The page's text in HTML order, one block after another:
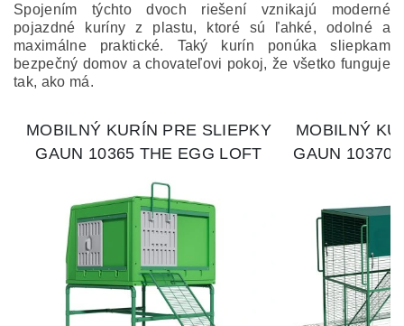
Spojením týchto dvoch riešení vznikajú moderné
pojazdné kuríny z plastu, ktoré sú ľahké, odolné a
maximálne praktické. Taký kurín ponúka sliepkam
bezpečný domov a chovateľovi pokoj, že všetko funguje
tak, ako má.